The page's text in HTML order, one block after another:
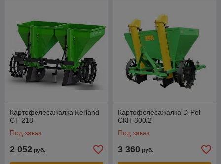
Картофелесажалка Kerland
CT 218
Под заказ
2 052 руб.
Картофелесажалка D-Pol
СКН-300/2
Под заказ
3 360 руб.